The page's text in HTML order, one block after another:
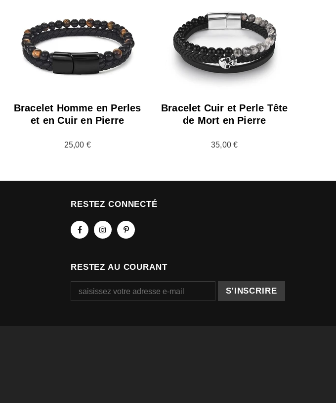
Bracelet Homme en Perles
et en Cuir en Pierre
25,00 €
Bracelet Cuir et Perle Tête
de Mort en Pierre
35,00 €
RESTEZ CONNECTÉ
RESTEZ AU COURANT